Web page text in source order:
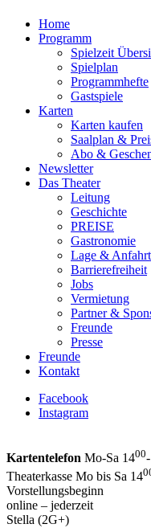
Home
Programm
Spielzeit
Spielplan
Programmhefte
Gastspiele
Karten
Karten kaufen
Saalplan &
Abo &
Newsletter
Das Theater
Leitung
Geschichte
PREISE
Gastronomie
Lage & Anfahrt
Barrierefreiheit
Jobs
Vermietung
Partner &
Freunde
Presse
Freunde
Kontakt
Facebook
Instagram
Kartentelefon Mo-Sa 1400
Theaterkasse Mo bis Sa 14
Vorstellungsbeginn
online – jederzeit
Stella (2G+)